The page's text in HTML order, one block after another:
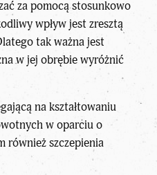
za pomocą stosunkowo
wpływ jest zresztą
tak ważna jest
w jej obrębie wyróżnić
na kształtowaniu
w oparciu o
również szczepienia